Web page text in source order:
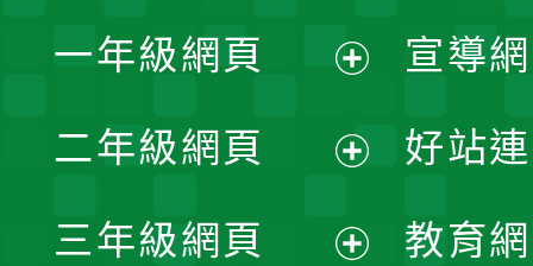
一年級網頁
開
選
二年級網頁
三年級網頁
宣導
好站
教育